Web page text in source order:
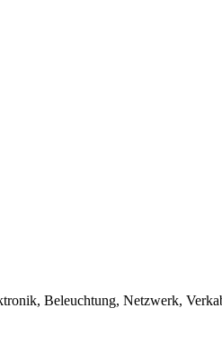
Beleuchtung, Netzwerk,